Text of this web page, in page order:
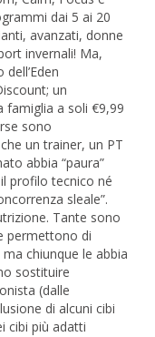
dai 5 ai 20
avanzati, donne
invernali! Ma,
un
famiglia a soli €9,99
sono
un trainer, un PT
abbia “paura”
profilo tecnico né
sleale”.
Tante sono
permettono di
chiunque le abbia
sostituire
(dalle
di alcuni cibi
cibi più adatti